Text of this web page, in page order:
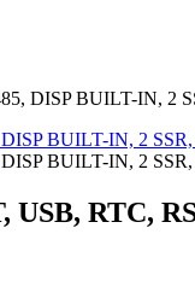
DISP BUILT-IN, 2
RTC,